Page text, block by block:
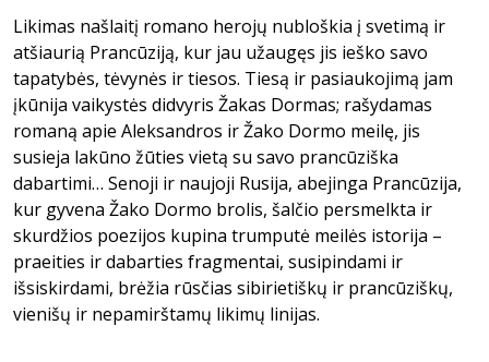
Likimas našlaitį romano herojų nubloškia į svetimą ir
atšiaurią Prancūziją, kur jau užaugęs jis ieško savo
tapatybės, tėvynės ir tiesos. Tiesą ir pasiaukojimą jam
įkūnija vaikystės didvyris Žakas Dormas; rašydamas
romaną apie Aleksandros ir Žako Dormo meilę, jis
susieja lakūno žūties vietą su savo prancūziška
dabartimi… Senoji ir naujoji Rusija, abejinga Prancūzija,
kur gyvena Žako Dormo brolis, šalčio persmelkta ir
skurdžios poezijos kupina trumputė meilės istorija –
praeities ir dabarties fragmentai, susipindami ir
išsiskirdami, brėžia rūsčias sibirietiškų ir prancūziškų,
vienišų ir nepamirštamų likimų linijas.